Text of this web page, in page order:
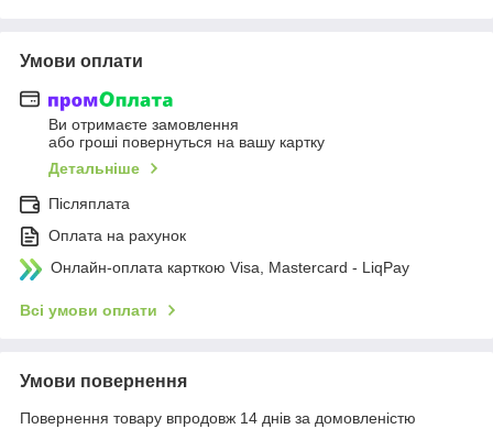
Умови оплати
Ви отримаєте замовлення
або гроші повернуться на вашу картку
Детальніше
Післяплата
Оплата на рахунок
Онлайн-оплата карткою Visa, Mastercard - LiqPay
Всі умови оплати
Умови повернення
Повернення товару впродовж 14 днів за домовленістю